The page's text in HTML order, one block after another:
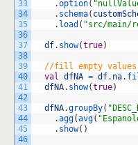
33
34
35
36
37
38
39
40
41
42
43
44
45
46
.option(
. schema(
. load ( "src/main/
df. show(true)
//fill empty
val dfNA = df. na.
dfNA. show(true)
dfNA.groupBy(
.agg(avg(
. show( )